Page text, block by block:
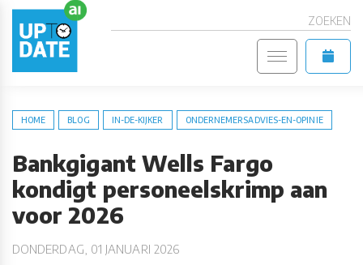
ZOEKEN
HOME BLOG IN-DE-KIJKER ONDERNEMERSADVIES-EN-OPINIE
Bankgigant Wells Fargo
kondigt personeelskrimp aan
voor 2026
DONDERDAG, 01 JANUARI 2026